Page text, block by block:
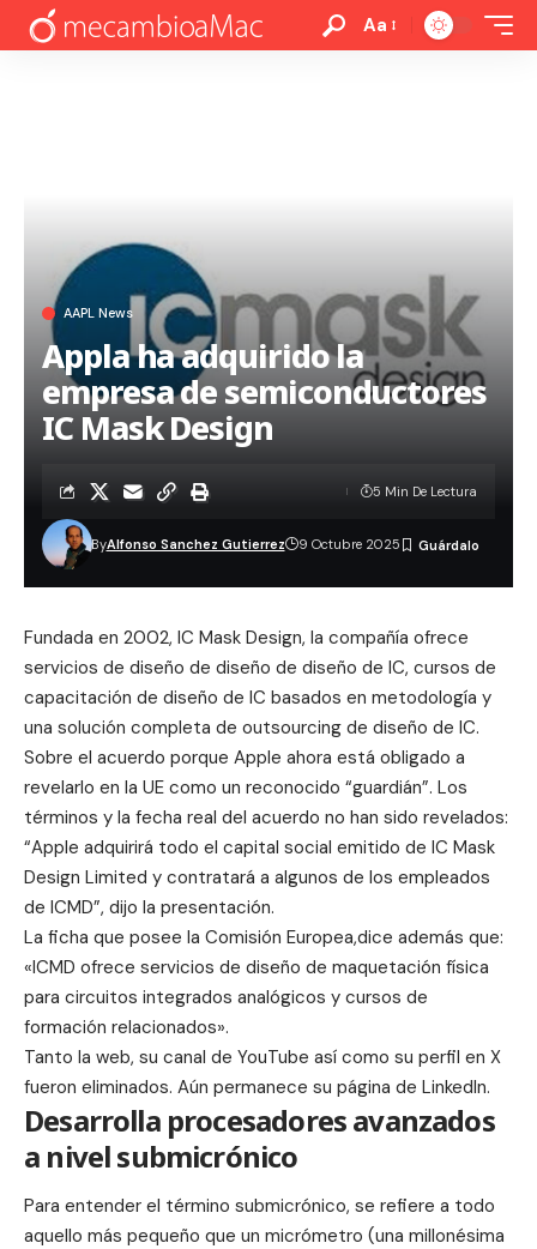
Aa
AAPL News
Appla ha adquirido la
empresa de semiconductores
IC Mask Design
ByAlfonso Sanchez Gutierrez 9 Octubre 2025
5 Min De Lectura
Fundada en 2002, IC Mask Design, la compañía ofrece
servicios de diseño de diseño de diseño de IC, cursos de
capacitación de diseño de IC basados en metodología y
una solución completa de outsourcing de diseño de IC.
Sobre el acuerdo porque Apple ahora está obligado a
revelarlo en la UE como un reconocido “guardián”. Los
términos y la fecha real del acuerdo no han sido revelados:
“Apple adquirirá todo el capital social emitido de IC Mask
Design Limited y contratará a algunos de los empleados
de ICMD”, dijo la presentación.
La ficha que posee la Comisión Europea,dice además que:
«ICMD ofrece servicios de diseño de maquetación física
para circuitos integrados analógicos y cursos de
formación relacionados».
Tanto la web, su canal de YouTube así como su perfil en X
fueron eliminados. Aún permanece su página de LinkedIn.
Desarrolla procesadores avanzados
a nivel submicrónico
Para entender el término submicrónico, se refiere a todo
aquello más pequeño que un micrómetro (una millonésima